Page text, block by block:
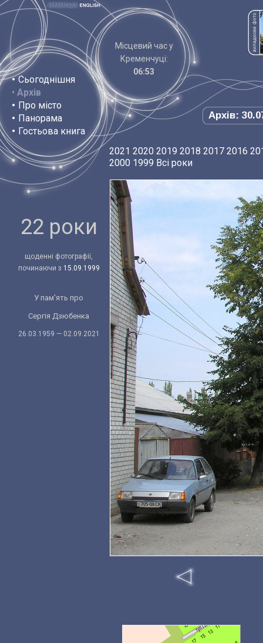
• Сьогоднішня
• Архів
• Про місто
• Панорама
• Гостьова книга
Місцевий час у
Кременчуці:
06:53
Архів:
22 роки
щоденні фотографії,
починаючи з 15.09.1999
У пам'ять про
Сергія Дзюбенка
26.03.1959 — 02.09.2021
2021 2020 2019 2018 2017 2016
2000 1999 Всі роки